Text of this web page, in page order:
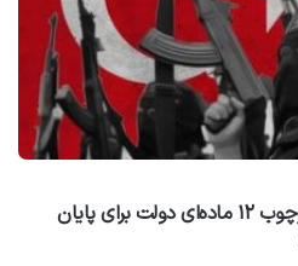
لایحه «ترکیه بدون تروریزم» چارچوب ۱۲ ماده‌ای دولت برای پایان